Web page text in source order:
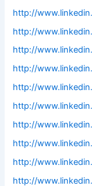
http://
http://
http://
http://
http://
http://
http://
http://
http://
http://